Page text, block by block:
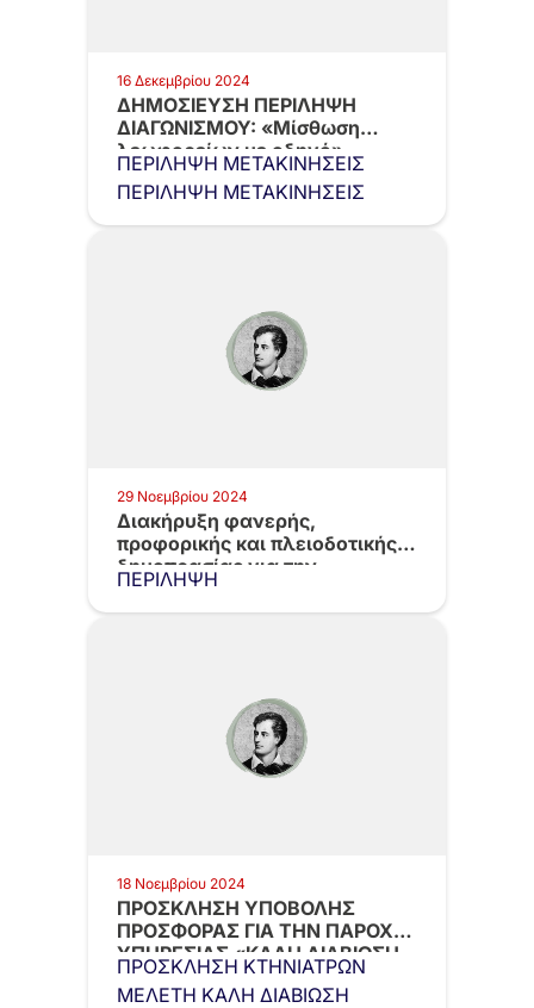
16 Δεκεμβρίου 2024
ΔΗΜΟΣΙΕΥΣΗ ΠΕΡΙΛΗΨΗ
ΔΙΑΓΩΝΙΣΜΟΥ: «Μίσθωση
λεωφορείων με οδηγό»
ΠΕΡΙΛΗΨΗ ΜΕΤΑΚΙΝΗΣΕΙΣ
ΠΕΡΙΛΗΨΗ ΜΕΤΑΚΙΝΗΣΕΙΣ
29 Νοεμβρίου 2024
Διακήρυξη φανερής,
προφορικής και πλειοδοτικής
δημοπρασίας για την
εκμίσθωση του…
ΠΕΡΙΛΗΨΗ
18 Νοεμβρίου 2024
ΠΡΟΣΚΛΗΣΗ ΥΠΟΒΟΛΗΣ
ΠΡΟΣΦΟΡΑΣ ΓΙΑ ΤΗΝ ΠΑΡΟΧΗ
ΥΠΗΡΕΣΙΑΣ «ΚΑΛΗ ΔΙΑΒΙΩΣΗ
ΚΑΙ…
ΠΡΟΣΚΛΗΣΗ ΚΤΗΝΙΑΤΡΩΝ
ΜΕΛΕΤΗ ΚΑΛΗ ΔΙΑΒΙΩΣΗ